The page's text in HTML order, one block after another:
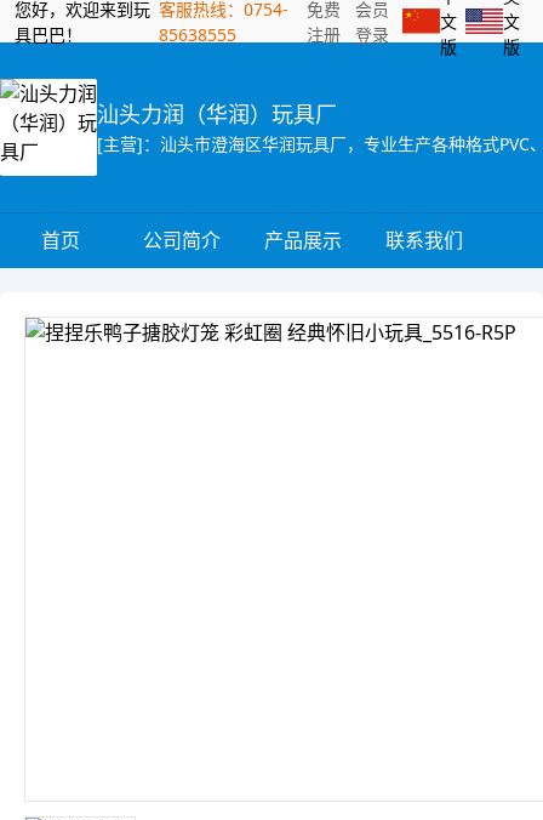
您好，欢迎来到玩
具巴巴！
客服热线：0754-
85638555
免费
注册
会员
登录
文
版
文
版
汕头力润（华润）玩具厂
首页 公司简介 产品展示 联系我们